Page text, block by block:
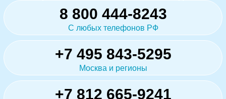
8 800 444-8243
С любых телефонов РФ
+7 495 843-5295
Москва и регионы
+7 812 665-9241